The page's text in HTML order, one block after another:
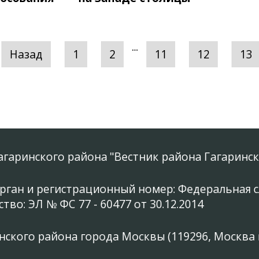
Назад 1 2 ... 11 12 13
района "Вестник района
и регистрационный номер:
ЭЛ № ФС 77 - 60477 от 30.12.2014
района города Москвы (119296, Москва